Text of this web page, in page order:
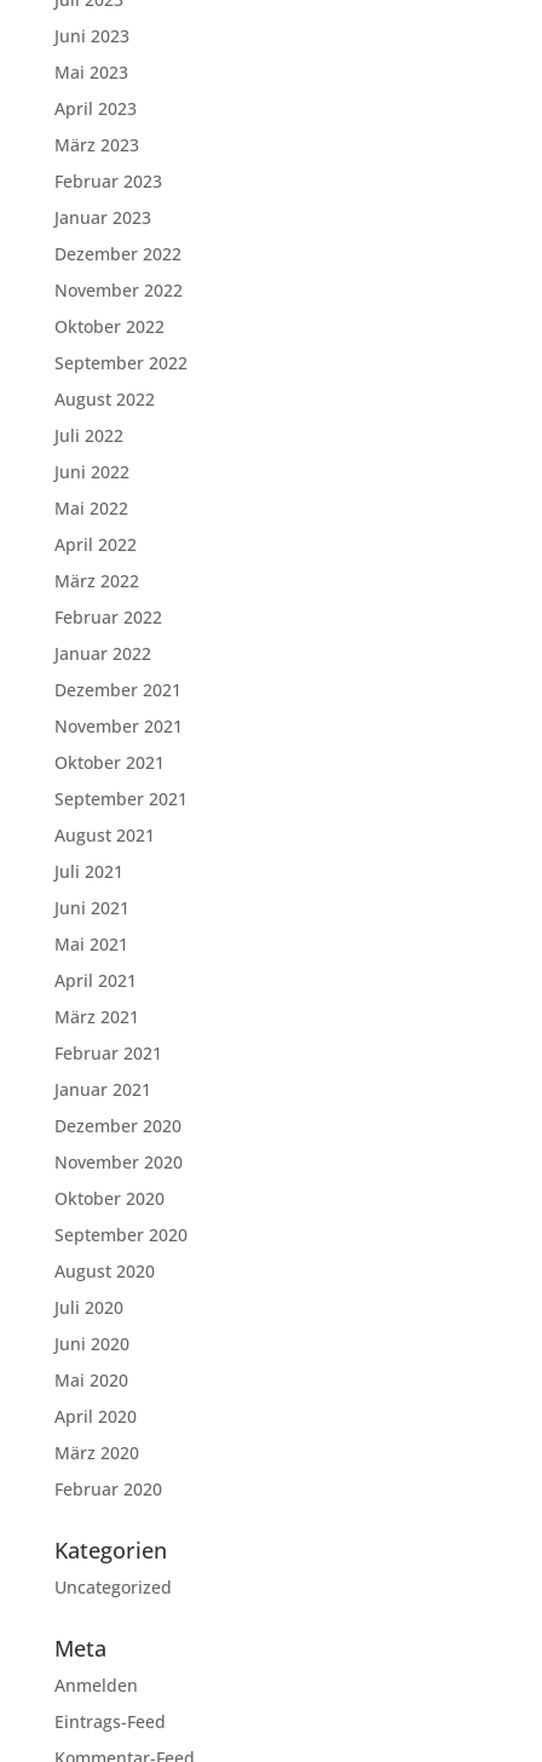
Juni 2023
Mai 2023
April 2023
März 2023
Februar 2023
Januar 2023
Dezember 2022
November 2022
Oktober 2022
September 2022
August 2022
Juli 2022
Juni 2022
Mai 2022
April 2022
März 2022
Februar 2022
Januar 2022
Dezember 2021
November 2021
Oktober 2021
September 2021
August 2021
Juli 2021
Juni 2021
Mai 2021
April 2021
März 2021
Februar 2021
Januar 2021
Dezember 2020
November 2020
Oktober 2020
September 2020
August 2020
Juli 2020
Juni 2020
Mai 2020
April 2020
März 2020
Februar 2020
Kategorien
Uncategorized
Meta
Anmelden
Eintrags-Feed